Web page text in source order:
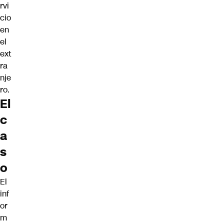
rvi
cio
en
el
ext
ra
nje
ro.
El
c
a
s
o
El
inf
or
m